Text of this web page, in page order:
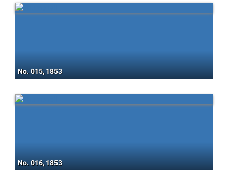
No. 015, 1853
No. 016, 1853